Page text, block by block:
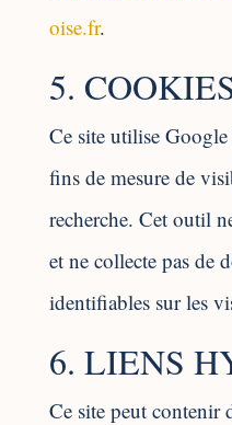
oise.fr.
5.
Ce site utilise
fins de mesure de
recherche. Cet outil
et ne collecte pas de
identifiables sur les
6. LIENS
Ce site peut contenir